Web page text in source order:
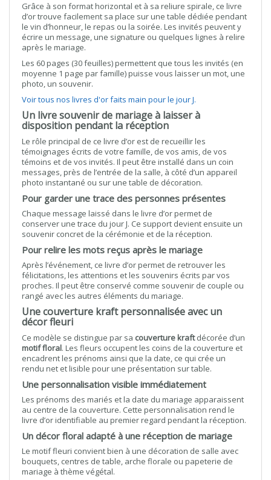
Grâce à son format horizontal et à sa reliure spirale, ce livre
d’or trouve facilement sa place sur une table dédiée pendant
le vin d’honneur, le repas ou la soirée. Les invités peuvent y
écrire un message, une signature ou quelques lignes à relire
après le mariage.
Les 60 pages (30 feuilles) permettent que tous les invités (en
moyenne 1 page par famille) puisse vous laisser un mot, une
photo, un souvenir.
Voir tous nos livres d'or faits main pour le jour J.
Un livre souvenir de mariage à laisser à
disposition pendant la réception
Le rôle principal de ce livre d’or est de recueillir les
témoignages écrits de votre famille, de vos amis, de vos
témoins et de vos invités. Il peut être installé dans un coin
messages, près de l’entrée de la salle, à côté d’un appareil
photo instantané ou sur une table de décoration.
Pour garder une trace des personnes présentes
Chaque message laissé dans le livre d’or permet de
conserver une trace du jour J. Ce support devient ensuite un
souvenir concret de la cérémonie et de la réception.
Pour relire les mots reçus après le mariage
Après l’événement, ce livre d’or permet de retrouver les
félicitations, les attentions et les souvenirs écrits par vos
proches. Il peut être conservé comme souvenir de couple ou
rangé avec les autres éléments du mariage.
Une couverture kraft personnalisée avec un
décor fleuri
Ce modèle se distingue par sa couverture kraftdécorée d’un
motif floral. Les fleurs occupent les coins de la couverture et
encadrent les prénoms ainsi que la date, ce qui crée un
rendu net et lisible pour une présentation sur table.
Une personnalisation visible immédiatement
Les prénoms des mariés et la date du mariage apparaissent
au centre de la couverture. Cette personnalisation rend le
livre d’or identifiable au premier regard pendant la réception.
Un décor floral adapté à une réception de mariage
Le motif fleuri convient bien à une décoration de salle avec
bouquets, centres de table, arche florale ou papeterie de
mariage à thème végétal.